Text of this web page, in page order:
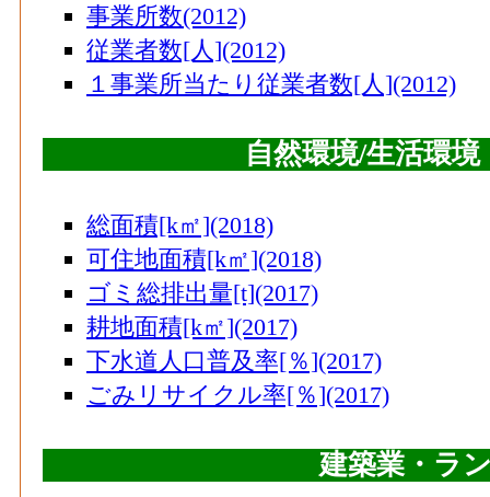
87
秋田市(秋田県)
88
山形市(山形県)
89
長岡市(新潟県)
90
郡山市(福島県)
91
出水市(鹿児島県)
92
品川区(東京都)
93
甲府市(山梨県)
94
うるま市(沖縄県)
95
防府市(山口県)
96
栃木市(栃木県)
小松島市(徳島県)
事業所数(2012)
従業者数[人](2012)
１事業所当たり従業者数[人](2012)
自然環境/生活環
総面積[k㎡](2018)
可住地面積[k㎡](2018)
ゴミ総排出量[t](2017)
耕地面積[k㎡](2017)
下水道人口普及率[％](2017)
ごみリサイクル率[％](2017)
建築業・ラ